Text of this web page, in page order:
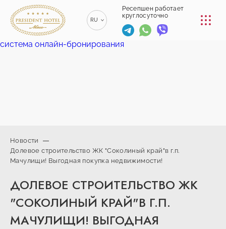
Ресепшен работает
круглосуточно
RU
ENGLISH
EN
КОНФЕРЕНЦ-ЗАЛЫ
РЕСТОРАНЫ
info@president-
Спа-центр
+375 (29) 173-
10-74
+375 (17)
229-70-
+375
(44) 774-
77-01
система онлайн-бронирования
Новости
Долевое строительство ЖК "Соколиный край"в г.п.
Мачулищи! Выгодная покупка недвижимости!
ДОЛЕВОЕ СТРОИТЕЛЬСТВО ЖК
"СОКОЛИНЫЙ КРАЙ"В Г.П.
МАЧУЛИЩИ! ВЫГОДНАЯ